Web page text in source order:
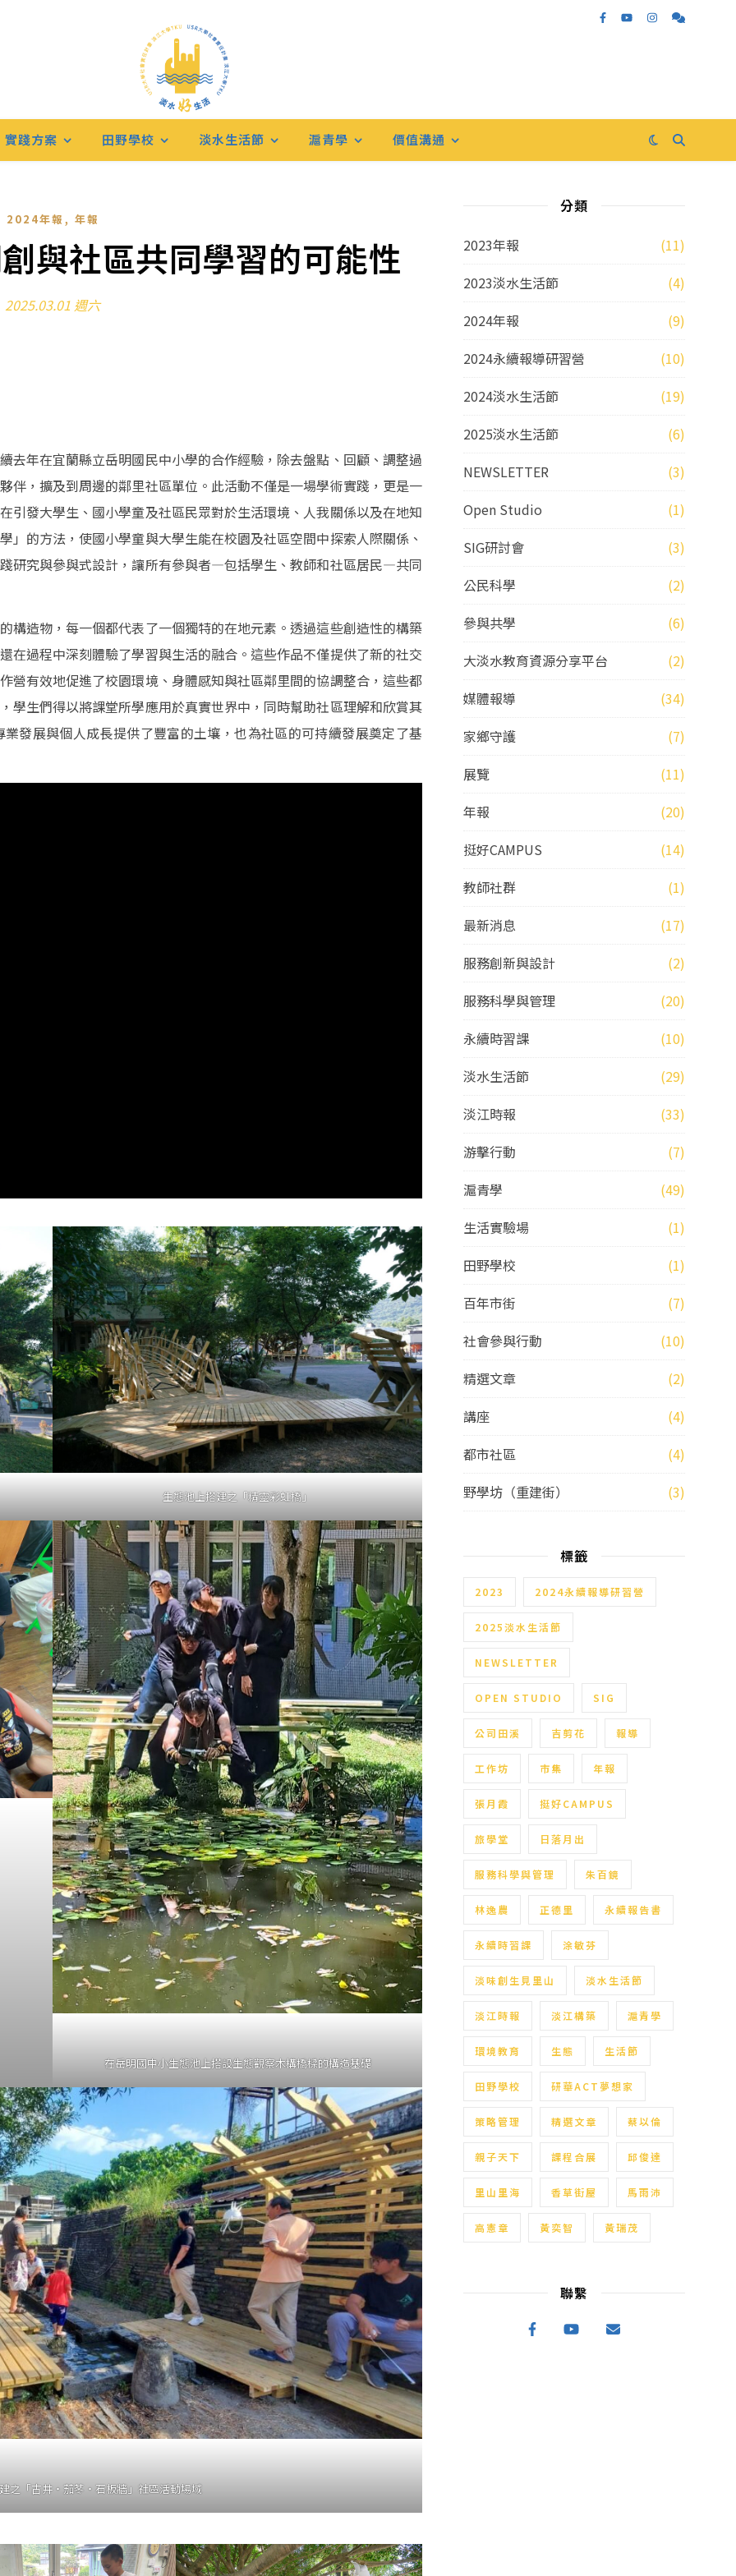
實踐方案 田野學校 淡水生活節 滬青學 價值溝通
2024年報 , 年報
與社區共同學習的可能性
2025.03.01 週六
去年在宜蘭縣立岳明國民中小學的合作經驗，除去盤點、回顧、調整過
伴，擴及到周邊的鄰里社區單位。此活動不僅是一場學術實踐，更是一
引發大學生、國小學童及社區民眾對於生活環境、人我關係以及在地知
的方法，使國小學童與大學生能在校園及社區空間中探索人際關係、
研究與參與式設計，讓所有參與者—包括學生、教師和社區居民—共同
構造物，每一個都代表了一個獨特的在地元素。透過這些創造性的構築
在過程中深刻體驗了學習與生活的融合。這些作品不僅提供了新的社交
營有效地促進了校園環境、身體感知與社區鄰里間的協調整合，這些都
學生們得以將課堂所學應用於真實世界中，同時幫助社區理解和欣賞其
發展與個人成長提供了豐富的土壤，也為社區的可持續發展奠定了基
生態池上搭建之「精靈彩虹橋」
在岳明國中小生態池上搭設生態觀察木構橋樑的構造基礎
之「古井・茄苳・石板牆」社區活動場域
分類
2023年報
(11)
2023淡水生活節
(4)
2024年報
(9)
2024永續報導研習營
(10)
2024淡水生活節
(19)
2025淡水生活節
(6)
NEWSLETTER
(3)
Open Studio
(1)
SIG研討會
(3)
公民科學
(2)
參與共學
(6)
大淡水教育資源分享平台
(2)
媒體報導
(34)
家鄉守護
(7)
展覽
(11)
年報
(20)
挺好CAMPUS
(14)
教師社群
(1)
最新消息
(17)
服務創新與設計
(2)
服務科學與管理
(20)
永續時習課
(10)
淡水生活節
(29)
淡江時報
(33)
游擊行動
(7)
滬青學
(49)
生活實驗場
(1)
田野學校
(1)
百年市街
(7)
社會參與行動
(10)
精選文章
(2)
講座
(4)
都市社區
(4)
野學坊（重建街）
(3)
標籤
2023 2024永續報導研習營
2025淡水生活節
NEWSLETTER
OPEN STUDIO SIG
公司田溪 吉剪花 報導
工作坊 市集 年報
張月霞 挺好CAMPUS
旅學堂 日落月出
服務科學與管理 朱百鏡
林逸農 正德里 永續報告書
永續時習課 涂敏芬
淡味創生見里山 淡水生活節
淡江時報 淡江構築 滬青學
環境教育 生態 生活節
田野學校 研華ACT夢想家
策略管理 精選文章 蔡以倫
親子天下 課程合展 邱俊達
里山里海 香草街屋 馬雨沛
高憲章 黃奕智 黃瑞茂
聯繫